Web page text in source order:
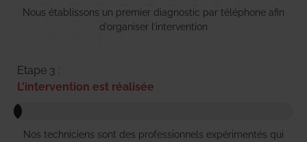
Nous établissons un premier diagnostic par téléphone afin
d’organiser l’intervention
Etape 3 :
L'intervention est réalisée
Nos techniciens sont des professionnels expérimentés qui